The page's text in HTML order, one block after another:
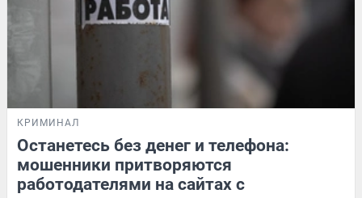
КРИМИНАЛ
Останетесь без денег и телефона:
мошенники притворяются
работодателями на сайтах с